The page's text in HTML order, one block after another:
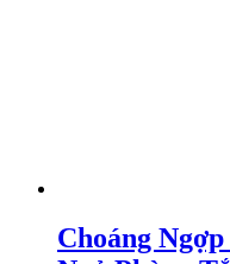
Choáng